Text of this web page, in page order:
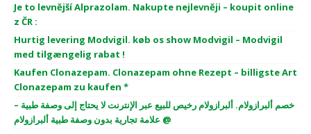
Je to levnější Alprazolam. Nakupte nejlevněji – koupit online
z ČR :
Hurtig levering Modvigil. køb os show Modvigil – Modvigil
med tilgængelig rabat !
Kaufen Clonazepam. Clonazepam ohne Rezept – billigste Art
Clonazepam zu kaufen *
خصم ألبرازولام. ألبرازولام رخيص للبيع عبر الإنترنت لا يحتاج إلى وصفة طبية –
علامة تجارية بدون وصفة طبية ألبرازولام @